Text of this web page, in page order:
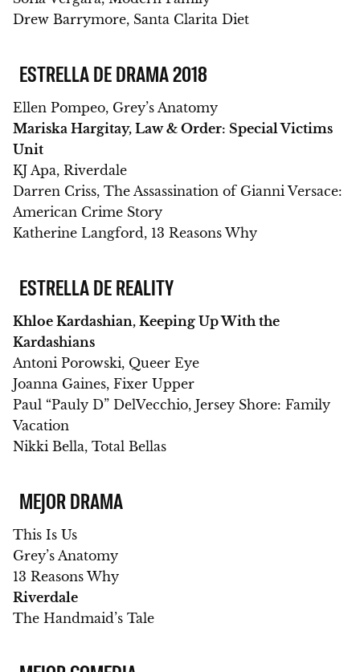
Drew Barrymore, Santa Clarita Diet
ESTRELLA DE DRAMA 2018
Ellen Pompeo, Grey’s Anatomy
Mariska Hargitay, Law & Order: Special Victims
Unit
KJ Apa, Riverdale
Darren Criss, The Assassination of Gianni Versace:
American Crime Story
Katherine Langford, 13 Reasons Why
ESTRELLA DE REALITY
Khloe Kardashian, Keeping Up With the
Kardashians
Antoni Porowski, Queer Eye
Joanna Gaines, Fixer Upper
Paul “Pauly D” DelVecchio, Jersey Shore: Family
Vacation
Nikki Bella, Total Bellas
MEJOR DRAMA
This Is Us
Grey’s Anatomy
13 Reasons Why
Riverdale
The Handmaid’s Tale